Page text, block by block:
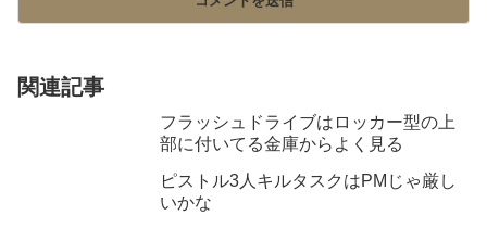
関連記事
フラッシュドライブはロッカー型の上
部に付いてる金庫からよく見る
ピストル3人キルタスクはPMじゃ厳し
いかな